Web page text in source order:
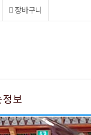
장바구니
보